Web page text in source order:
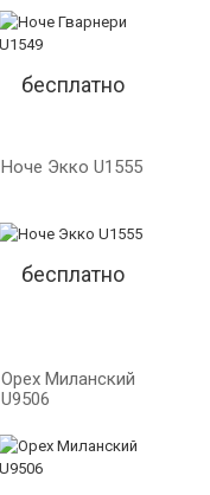
бесплатно
Ноче Экко U1555
бесплатно
Орех Миланский
U9506